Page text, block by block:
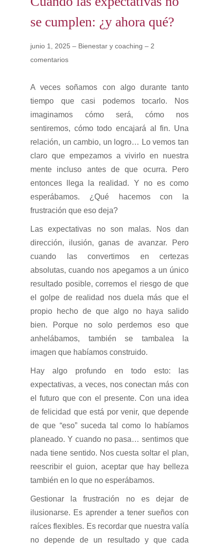
io
se cumplen: ¿y ahora qué?
junio 1, 2025 – Bienestar y coaching – 2
comentarios
A veces soñamos con algo durante tanto
tiempo que casi podemos tocarlo. Nos
imaginamos cómo será, cómo nos
sentiremos, cómo todo encajará al fin. Una
relación, un cambio, un logro… Lo vemos tan
claro que empezamos a vivirlo en nuestra
mente incluso antes de que ocurra. Pero
entonces llega la realidad. Y no es como
esperábamos. ¿Qué hacemos con la
frustración que eso deja?
Las expectativas no son malas. Nos dan
dirección, ilusión, ganas de avanzar. Pero
cuando las convertimos en certezas
absolutas, cuando nos apegamos a un único
resultado posible, corremos el riesgo de que
el golpe de realidad nos duela más que el
propio hecho de que algo no haya salido
bien. Porque no solo perdemos eso que
anhelábamos, también se tambalea la
imagen que habíamos construido.
Hay algo profundo en todo esto: las
expectativas, a veces, nos conectan más con
el futuro que con el presente. Con una idea
de felicidad que está por venir, que depende
de que “eso” suceda tal como lo habíamos
planeado. Y cuando no pasa… sentimos que
nada tiene sentido. Nos cuesta soltar el plan,
reescribir el guion, aceptar que hay belleza
también en lo que no esperábamos.
Gestionar la frustración no es dejar de
ilusionarse. Es aprender a tener sueños con
raíces flexibles. Es recordar que nuestra valía
no depende de un resultado y que cada